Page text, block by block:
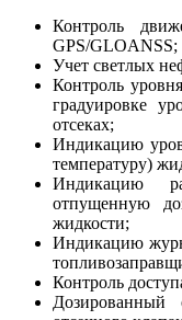
Контроль
GPS/GLOANSS;
Учет светлых
Контроль
градуировке
отсеках;
Индикацию
температуру)
Индикацию
отпущенную
жидкости;
Индикацию
Контроль
Дозированный